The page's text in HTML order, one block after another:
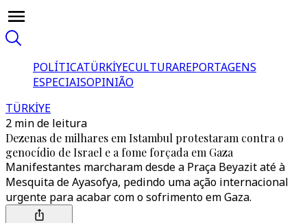
POLÍTICATÜRKİYECULTURAREPORTAGENS
ESPECIAISOPINIÃO
TÜRKİYE
2 min de leitura
Dezenas de milhares em Istambul protestaram contra o
genocídio de Israel e a fome forçada em Gaza
Manifestantes marcharam desde a Praça Beyazit até à
Mesquita de Ayasofya, pedindo uma ação internacional
urgente para acabar com o sofrimento em Gaza.